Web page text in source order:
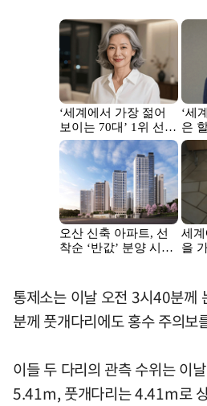
통제소는 이날 오전 3시40분께
분께 풋개다리에도 홍수 주의보
이들 두 다리의 관측 수위는 이
5.41m, 풋개다리는 4.41m로